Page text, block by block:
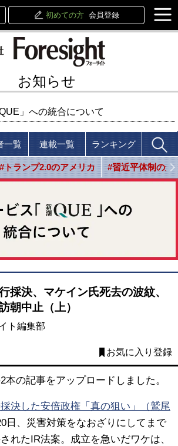
初めての方 会員登録
お知らせ
」への統合について
一覧 連載一覧 ランキング
#トランプ2.0のアメリカ #習近平体制の光
採決、マケイン氏死去の波紋、
中止（上）
ト編集部
お気に入り登録
本の記事をアップロードしました。
採決した安倍政権「真の狙い」（鷲尾
日、災害対策をなおざりにしてまで
れたIR法案。成立を急いだワケは、